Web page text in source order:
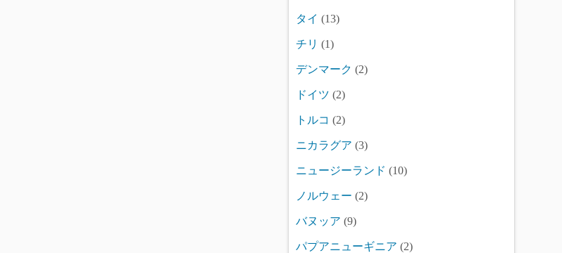
タイ (13)
チリ (1)
デンマーク (2)
ドイツ (2)
トルコ (2)
ニカラグア (3)
ニュージーランド (10)
ノルウェー (2)
バヌッア (9)
パプアニューギニア (2)